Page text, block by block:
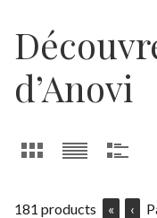
d’Anovi
181 products « ‹